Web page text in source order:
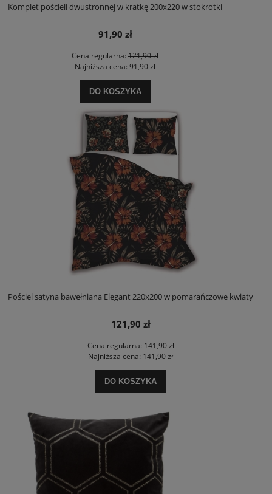
Komplet pościeli dwustronnej w kratkę 200x220 w stokrotki
91,90 zł
Cena regularna: 121,90 zł
Najniższa cena: 91,90 zł
DO KOSZYKA
Pościel satyna bawełniana Elegant 220x200 w pomarańczowe kwiaty
121,90 zł
Cena regularna:141,90 zł
Najniższa cena: 141,90 zł
DO KOSZYKA